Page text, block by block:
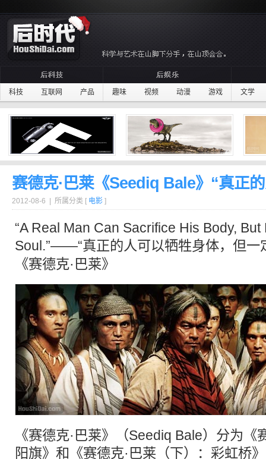
科技 互联网 产品 趣味 视频 动漫 游戏 文学
赛德克·巴莱《Seediq Bale》“真正
2012-08-6 | 所属分类 [ 电影 ]
“A Real Man Can Sacrifice His Body,
Soul.”——“真正的人可以牺牲身体，但一
《赛德克·巴莱》
《赛德克·巴莱》（Seediq Bale）分为《
阳旗》和《赛德克·巴莱（下）：彩虹桥